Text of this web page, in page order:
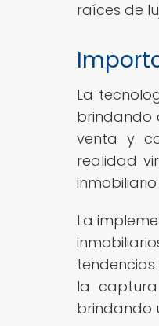
raíces de
La
brindando
venta y
realidad
inmobiliario
La
la
brindando